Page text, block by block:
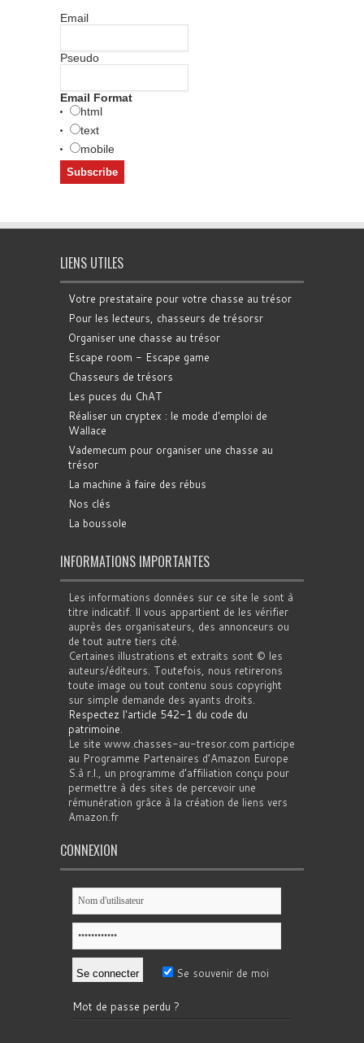
Email
Pseudo
Email Format
html
text
mobile
LIENS UTILES
Votre prestataire pour votre chasse au trésor
Pour les lecteurs, chasseurs de trésorsr
Organiser une chasse au trésor
Escape room - Escape game
Chasseurs de trésors
Les puces du ChAT
Réaliser un cryptex : le mode d'emploi de
Wallace
Vademecum pour organiser une chasse au
trésor
La machine à faire des rébus
Nos clés
La boussole
INFORMATIONS IMPORTANTES
Les informations données sur ce site le sont à
titre indicatif. Il vous appartient de les vérifier
auprès des organisateurs, des annonceurs ou
de tout autre tiers cité.
Certaines illustrations et extraits sont © les
auteurs/éditeurs. Toutefois, nous retirerons
toute image ou tout contenu sous copyright
sur simple demande des ayants droits.
Respectez l'article 542-1 du code du
patrimoine.
Le site www.chasses-au-tresor.com participe
au Programme Partenaires d’Amazon Europe
S.à r.l., un programme d’affiliation conçu pour
permettre à des sites de percevoir une
rémunération grâce à la création de liens vers
Amazon.fr
CONNEXION
Se souvenir de moi
Mot de passe perdu ?